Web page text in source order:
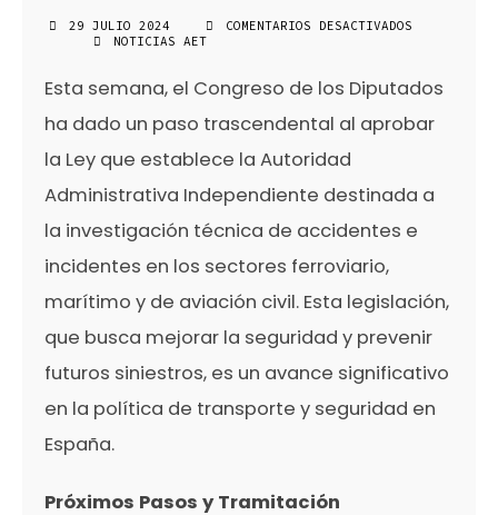
29 JULIO 2024
COMENTARIOS DESACTIVADOS
LA
PARA
LA
CREACIÓN
DE
AUTORIDAD
INDEPENDIENTE
INVESTIGACIÓN
DE
ACCIDENTES
EN
CONGRESO
DE
LOS
DIPUTADOS
NOTICIAS AET
Esta semana, el Congreso de los Diputados
ha dado un paso trascendental al aprobar
la Ley que establece la Autoridad
Administrativa Independiente destinada a
la investigación técnica de accidentes e
incidentes en los sectores ferroviario,
marítimo y de aviación civil. Esta legislación,
que busca mejorar la seguridad y prevenir
futuros siniestros, es un avance significativo
en la política de transporte y seguridad en
España.
Próximos Pasos y Tramitación